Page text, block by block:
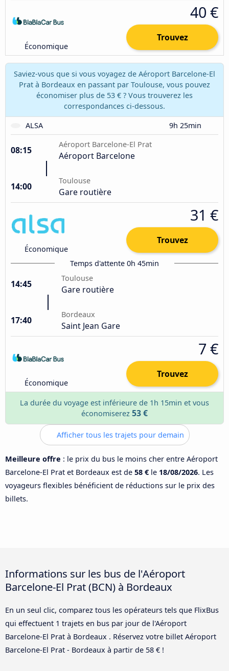
Économique
40 €
Trouvez
Saviez-vous que si vous voyagez de Aéroport Barcelone-El
Prat à Bordeaux en passant par Toulouse, vous pouvez
économiser plus de 53 € ? Vous trouverez les
correspondances ci-dessous.
ALSA
9h 25min
08:15
Aéroport Barcelone-El Prat
Aéroport Barcelone
14:00
Toulouse
Gare routière
Économique
31 €
Trouvez
Temps d'attente 0h 45min
14:45
Toulouse
Gare routière
17:40
Bordeaux
Saint Jean Gare
Économique
7 €
Trouvez
La durée du voyage est inférieure de 1h 15min et vous
économiserez 53 €
Afficher tous les trajets pour demain
Meilleure offre : le prix du bus le moins cher entre Aéroport
Barcelone-El Prat et Bordeaux est de 58 € le 18/08/2026. Les
voyageurs flexibles bénéficient de réductions sur le prix des
billets.
Informations sur les bus de l'Aéroport
Barcelone-El Prat (BCN) à Bordeaux
En un seul clic, comparez tous les opérateurs tels que FlixBus
qui effectuent 1 trajets en bus par jour de l'Aéroport
Barcelone-El Prat à Bordeaux . Réservez votre billet Aéroport
Barcelone-El Prat - Bordeaux à partir de 58 € !